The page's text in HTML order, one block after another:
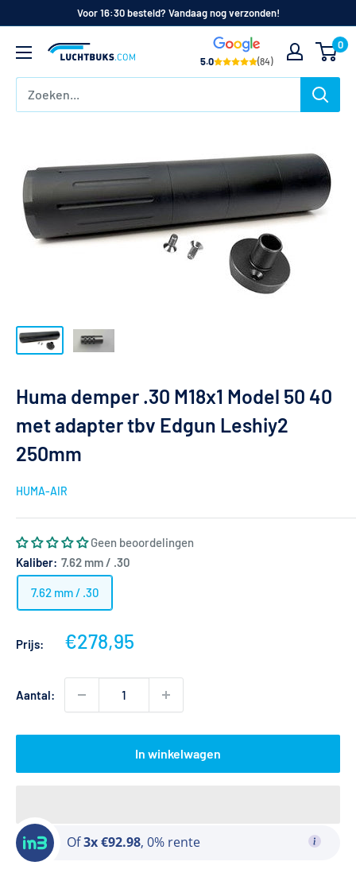
inhoud
Voor 16:30 besteld? Vandaag nog verzonden!
Luchtbuks.com
5.0 (84)
0
Huma demper .30 M18x1 Model 50 40
met adapter tbv Edgun Leshiy2
250mm
HUMA-AIR
Geen beoordelingen
Kaliber: 7.62 mm / .30
7.62 mm / .30
Prijs: Actieprijs
€278,95
Aantal:
In winkelwagen
Of3x €92.98, 0% rente